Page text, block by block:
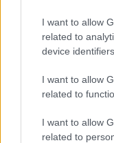
I want to allow
related to
device
I want to allow
related to
I want to allow
related to
Come i media
Cristian Castiglioni · 10